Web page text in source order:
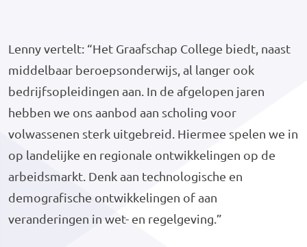
Lenny vertelt: “Het Graafschap College biedt, naast
middelbaar beroepsonderwijs, al langer ook
bedrijfsopleidingen aan. In de afgelopen jaren
hebben we ons aanbod aan scholing voor
volwassenen sterk uitgebreid. Hiermee spelen we in
op landelijke en regionale ontwikkelingen op de
arbeidsmarkt. Denk aan technologische en
demografische ontwikkelingen of aan
veranderingen in wet- en regelgeving.”